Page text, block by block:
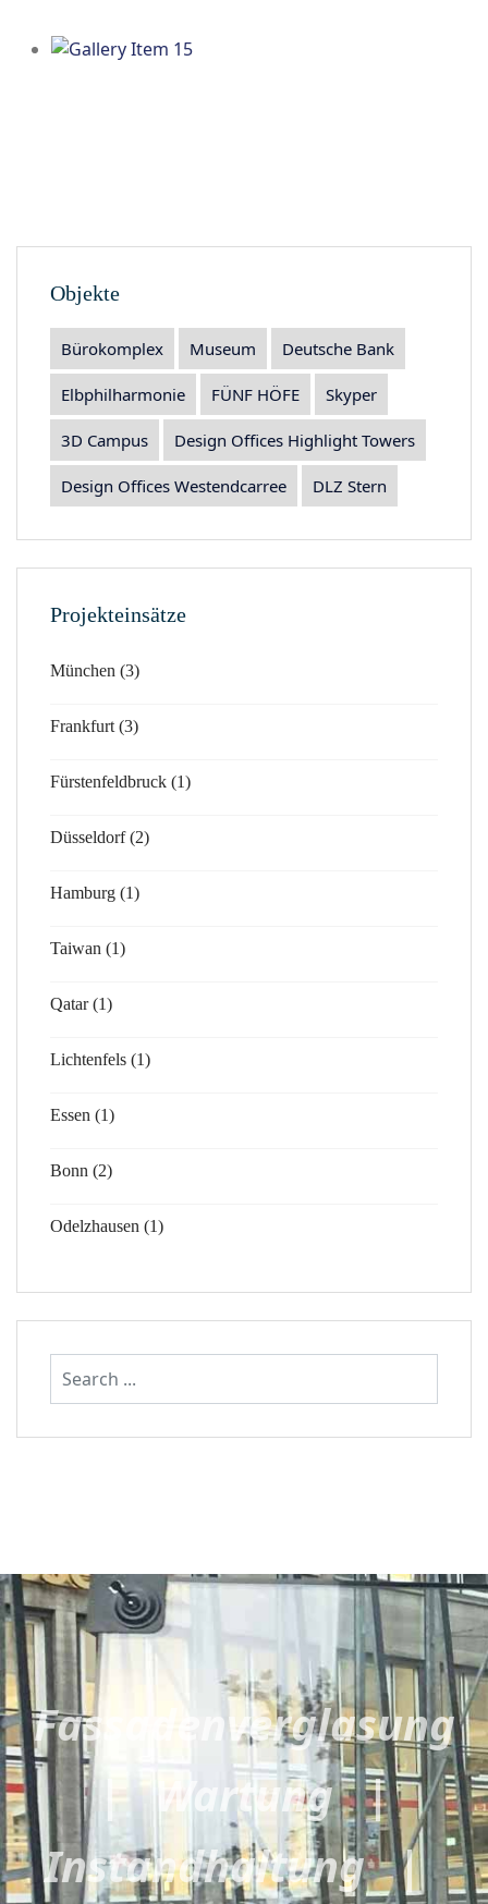
Objekte
Bürokomplex Museum Deutsche Bank
Elbphilharmonie FÜNF HÖFE Skyper
3D Campus Design Offices Highlight Towers
Design Offices Westendcarree DLZ Stern
Projekteinsätze
München (3)
Frankfurt (3)
Fürstenfeldbruck (1)
Düsseldorf (2)
Hamburg (1)
Taiwan (1)
Qatar (1)
Lichtenfels (1)
Essen (1)
Bonn (2)
Odelzhausen (1)
Fassadenverglasung
| Wartung |
Instandhaltung |